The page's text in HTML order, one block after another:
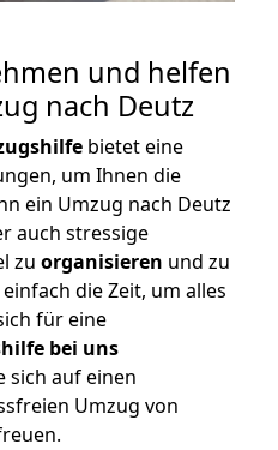
und helfen
nach Deutz
bietet eine
um Ihnen die
ein Umzug nach Deutz
auch stressige
zu organisieren und zu
die Zeit, um alles
für eine
bei uns
sich auf einen
Umzug von